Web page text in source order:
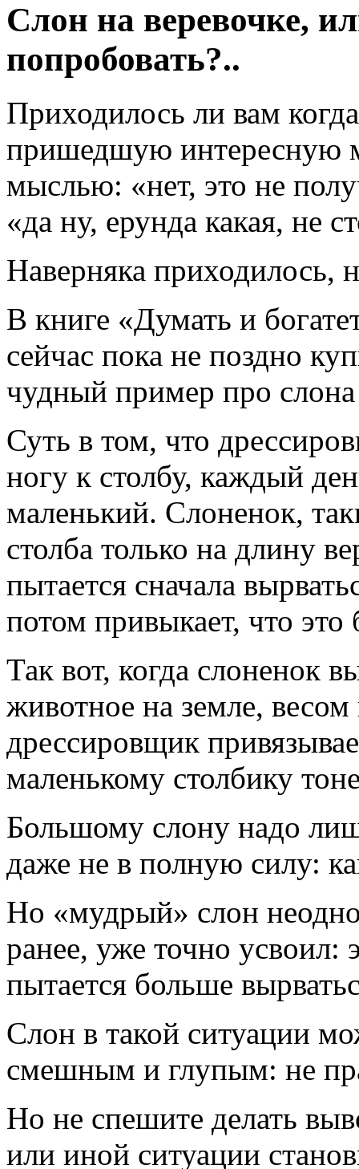
Слон на веревочке,
попробовать?..
Приходилось ли вам
пришедшую интересную
мыслью: «нет, это не
«да ну, ерунда какая, не
Наверняка приходилось,
В книге «Думать и
сейчас пока не поздно
чудный пример про слона
Суть в том, что
ногу к столбу, каждый
маленький. Слоненок,
столба только на длину
пытается сначала
потом привыкает, что это
Так вот, когда слоненок
животное на земле, весом
дрессировщик
маленькому столбику
Большому слону надо
даже не в полную силу:
Но «мудрый» слон
ранее, уже точно
пытается больше
Слон в такой ситуации
смешным и глупым: не
Но не спешите делать
или иной ситуации